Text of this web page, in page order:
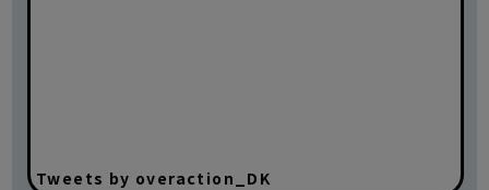
Tweets by overaction_DK